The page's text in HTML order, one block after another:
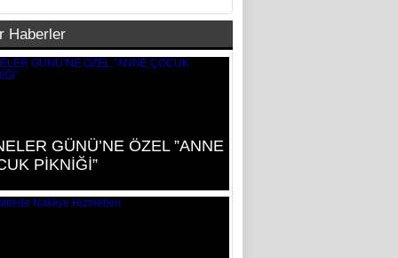
Haberler
GÜNÜ’NE ÖZEL ”ANNE
PİKNİĞİ”